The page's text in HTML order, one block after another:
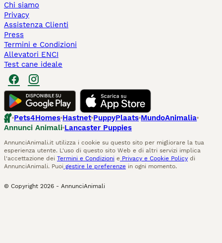
Chi siamo
Privacy
Assistenza Clienti
Press
Termini e Condizioni
Allevatori ENCI
Test cane ideale
Pets4Homes Hastnet PuppyPlaats MundoAnimalia
Annunci Animali Lancaster Puppies
AnnunciAnimali.it utilizza i cookie su questo sito per migliorare la tua
esperienza utente. L'uso di questo sito Web e di altri servizi implica
l'accettazione dei Termini e Condizioni e Privacy e Cookie Policy di
AnnunciAnimali. Puoi gestire le preferenze in ogni momento.
© Copyright 2026 - AnnunciAnimali